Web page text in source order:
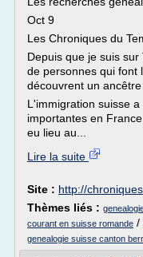
Oct 9
Les Chroniques du
Depuis que je suis
de personnes qui font
découvrent un ancêtre
L'immigration suisse
importantes en
eu lieu au...
Lire la suite
Site : http://
Thèmes liés :
courant en suisse romande /
genealogie suisse canton